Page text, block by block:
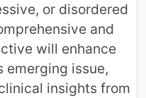
or disordered
and
will enhance
emerging issue,
insights from